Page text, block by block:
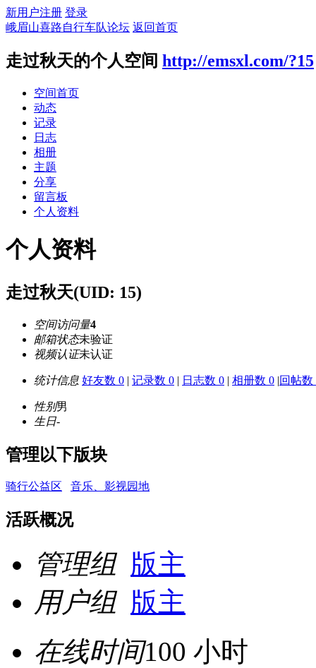
新用户注册 登录
峨眉山喜路自行车队论坛 返回首页
走过秋天的个人空间 http://emsxl.com/?15
空间首页
动态
记录
日志
相册
主题
分享
留言板
个人资料
个人资料
走过秋天(UID: 15)
空间访问量4
邮箱状态未验证
视频认证未认证
统计信息 好友数 0 | 记录数 0 | 日志数 0 | 相册数 0 |回帖数
性别男
生日-
管理以下版块
骑行公益区 音乐、影视园地
活跃概况
管理组 版主
用户组 版主
在线时间100 小时